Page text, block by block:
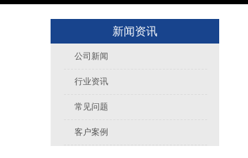
新闻资讯
公司新闻
行业资讯
常见问题
客户案例